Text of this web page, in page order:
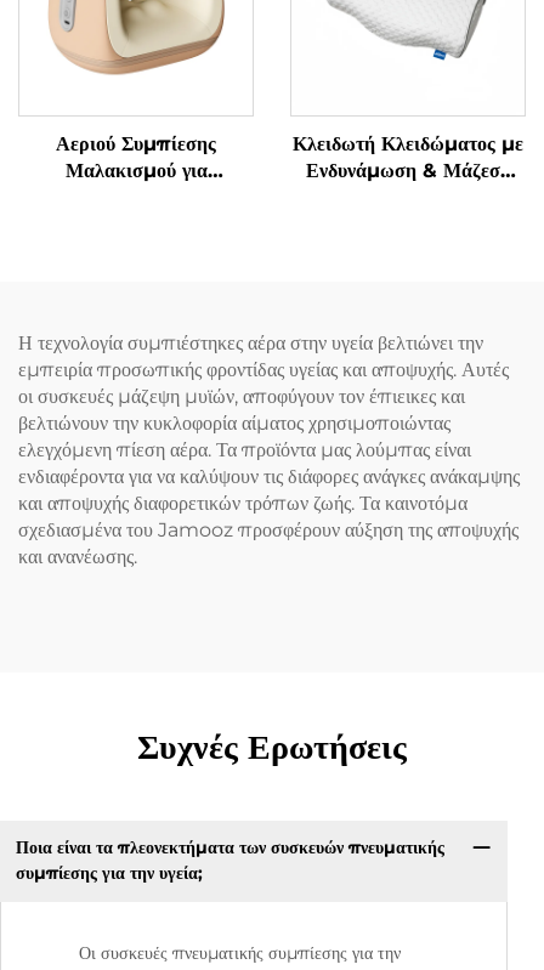
Αεριού Συμπίεσης
Μαλακισμού για
Κλειδωτή Κλειδώματος με
Ενδυνάμωση & Μάζεση
Η τεχνολογία συμπιέστηκες αέρα στην υγεία βελτιώνει την
εμπειρία προσωπικής φροντίδας υγείας και αποψυχής. Αυτές
οι συσκευές μάζεψη μυϊών, αποφύγουν τον έπιεικες και
βελτιώνουν την κυκλοφορία αίματος χρησιμοποιώντας
ελεγχόμενη πίεση αέρα. Τα προϊόντα μας λούμπας είναι
ενδιαφέροντα για να καλύψουν τις διάφορες ανάγκες ανάκαμψης
και αποψυχής διαφορετικών τρόπων ζωής. Τα καινοτόμα
σχεδιασμένα του Jamooz προσφέρουν αύξηση της αποψυχής
και ανανέωσης.
Συχνές Ερωτήσεις
Ποια είναι τα πλεονεκτήματα των συσκευών πνευματικής
συμπίεσης για την υγεία;
Οι συσκευές πνευματικής συμπίεσης για την